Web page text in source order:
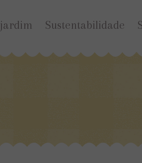
Sustentabilidade